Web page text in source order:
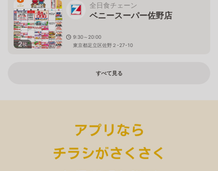
2枚
全日食チェーン
ベニースーパー佐野店
9:30～20:00
東京都足立区佐野２-27-10
すべて見る